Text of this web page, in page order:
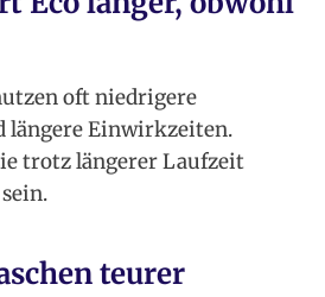
oft niedrigere
längere Einwirkzeiten.
trotz längerer Laufzeit
teurer